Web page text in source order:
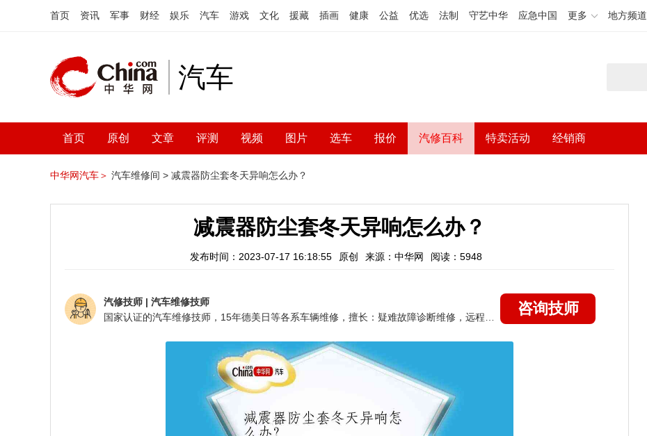
首页 资讯 军事 财经 娱乐 汽车 游戏 文化 援藏 插画 健康 公益 优选 法制 守艺中华 应急中国 更多 地方频道
汽车
首页 原创 文章 评测 视频 图片 选车 报价 汽修百科 特卖活动 经销商
中华网汽车＞ 汽车维修间 > 减震器防尘套冬天异响怎么办？
减震器防尘套冬天异响怎么办？
发布时间：2023-07-17 16:18:55 原创 来源：中华网 阅读：5948
汽修技师 | 汽车维修技师
咨询技师